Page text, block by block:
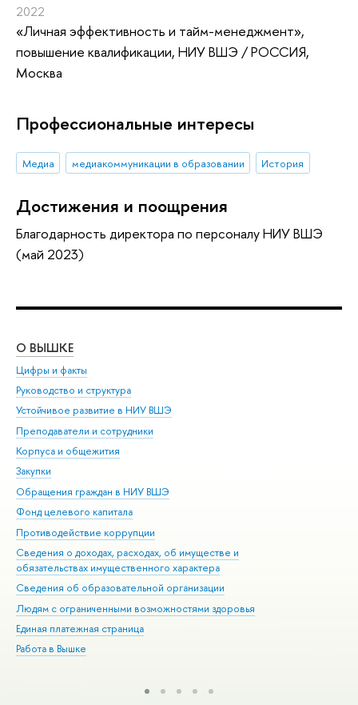
2022
«Личная эффективность и тайм-менеджмент»,
повышение квалификации, НИУ ВШЭ / РОССИЯ,
Москва
Профессиональные интересы
Медиа медиакоммуникации в образовании История
Достижения и поощрения
Благодарность директора по персоналу НИУ ВШЭ
(май 2023)
О ВЫШКЕ
Цифры и факты
Руководство и структура
Устойчивое развитие в НИУ ВШЭ
Преподаватели и сотрудники
Корпуса и общежития
Закупки
Обращения граждан в НИУ ВШЭ
Фонд целевого капитала
Противодействие коррупции
Сведения о доходах, расходах, об имуществе и
обязательствах имущественного характера
Сведения об образовательной организации
Людям с ограниченными возможностями здоровья
Единая платежная страница
Работа в Вышке